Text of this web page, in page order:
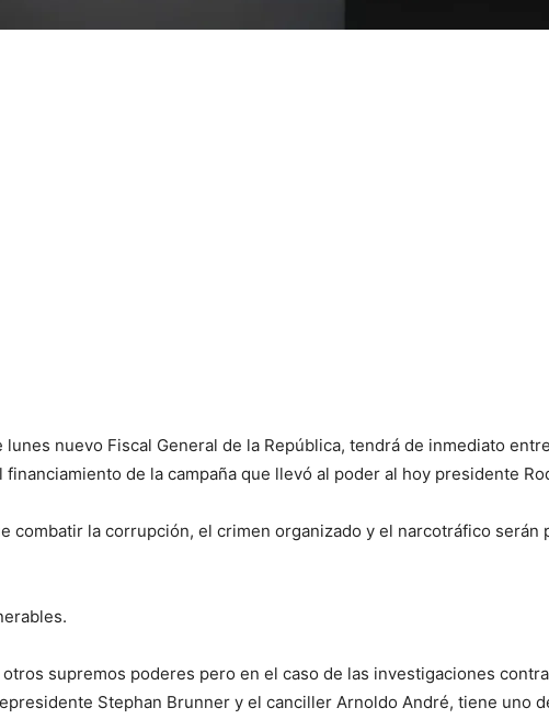
nuevo Fiscal General de la República, tendrá de inmediato
de la campaña que llevó al poder al hoy presidente
combatir la corrupción, el crimen organizado y el narcotráfico serán
supremos poderes pero en el caso de las investigaciones
Stephan Brunner y el canciller Arnoldo André, tiene uno